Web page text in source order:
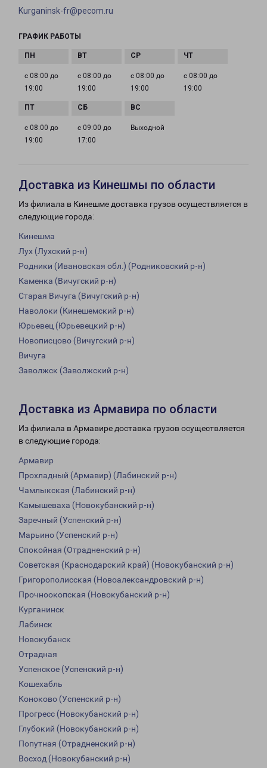
Kurganinsk-fr@pecom.ru
ГРАФИК РАБОТЫ
с 08:00 до
19:00
с 08:00 до
19:00
с 08:00 до
19:00
с 08:00 до
19:00
с 08:00 до
19:00
с 09:00 до
17:00
Выходной
Доставка из Кинешмы по области
Из филиала в Кинешме доставка грузов осуществляется в
следующие города:
Кинешма
Лух (Лухский р-н)
Родники (Ивановская обл.) (Родниковский р-н)
Каменка (Вичугский р-н)
Старая Вичуга (Вичугский р-н)
Наволоки (Кинешемский р-н)
Юрьевец (Юрьевецкий р-н)
Новописцово (Вичугский р-н)
Вичуга
Заволжск (Заволжский р-н)
Доставка из Армавира по области
Из филиала в Армавире доставка грузов осуществляется
в следующие города:
Армавир
Прохладный (Армавир) (Лабинский р-н)
Чамлыкская (Лабинский р-н)
Камышеваха (Новокубанский р-н)
Заречный (Успенский р-н)
Марьино (Успенский р-н)
Спокойная (Отрадненский р-н)
Советская (Краснодарский край) (Новокубанский р-н)
Григорополисская (Новоалександровский р-н)
Прочноокопская (Новокубанский р-н)
Курганинск
Лабинск
Новокубанск
Отрадная
Успенское (Успенский р-н)
Кошехабль
Коноково (Успенский р-н)
Прогресс (Новокубанский р-н)
Глубокий (Новокубанский р-н)
Попутная (Отрадненский р-н)
Восход (Новокубанский р-н)